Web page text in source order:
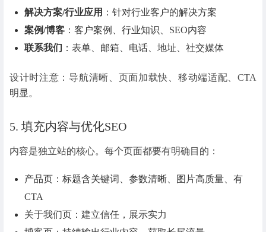
解决方案/行业应用 ：针对行业客户的解决方案
案例/博客 ：客户案例、行业知识、SEO内容
联系我们 ：表单、邮箱、电话、地址、社交媒体
设计时注意：导航清晰、页面加载快、移动端适配、CTA
明显。
5. 填充内容与优化SEO
内容是独立站的核心。每个页面都要有明确目的：
产品页：标题含关键词、参数清晰、图片高质量、有
CTA
关于我们页：建立信任，展示实力